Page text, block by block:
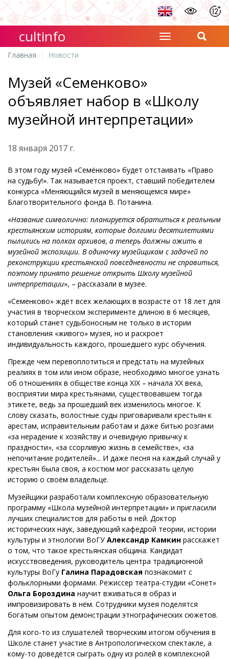
cultinfo
Главная Новости
Музей «Семенково»
объявляет набор в «Школу
музейной интерпретации»
18 января 2017 г.
В этом году музей «Семёнково» будет отстаивать «Право
на судьбу!». Так называется проект, ставший победителем
конкурса «Меняющийся музей в меняющемся мире»
Благотворительного фонда В. Потанина.
«Название символично: планируется обратиться к реальным
крестьянским историям, которые долгими десятилетиями
пылились на полках архивов, а теперь должны ожить в
музейной экспозиции. В одиночку музейщикам с задачей по
реконструкции крестьянской повседневности не справиться,
поэтому принято решение открыть Школу музейной
интерпретации», – рассказали в музее.
«Семенково» ждёт всех желающих в возрасте от 18 лет для
участия в творческом эксперименте длиною в 6 месяцев,
который станет судьбоносным не только в истории
становления «живого» музея, но и раскроет
индивидуальность каждого, прошедшего курс обучения.
Прежде чем перевоплотиться и предстать на музейных
реалиях в том или ином образе, необходимо многое узнать
об отношениях в обществе конца XIX – начала XX века,
восприятии мира крестьянами, существовавшем тогда
этикете, ведь за прошедший век изменилось многое. К
слову сказать, волостные суды приговаривали крестьян к
арестам, исправительным работам и даже битью розгами
«за нерадение к хозяйству и очевидную привычку к
праздности», «за ссорливую жизнь в семействе», «за
непочитание родителей»... И даже песня на каждый случай у
крестьян была своя, а костюм мог рассказать целую
историю о своём владельце.
Музейщики разработали комплексную образовательную
программу «Школа музейной интерпретации» и пригласили
лучших специалистов для работы в ней. Доктор
исторических наук, заведующий кафедрой теории, истории
культуры и этнологии ВоГУ Александр Камкин расскажет
о том, что такое крестьянская община. Кандидат
искусствоведения, руководитель центра традиционной
культуры ВоГу Галина Парадовская познакомит с
фольклорными формами. Режиссер театра-студии «Сонет»
Ольга Бороздина научит вживаться в образ и
импровизировать в нём. Сотрудники музея поделятся
богатым опытом демонстрации этнографических сюжетов.
Для кого-то из слушателей творческим итогом обучения в
Школе станет участие в Антропологическом спектакле, а
кому-то доведётся сыграть одну из ролей в комплексной